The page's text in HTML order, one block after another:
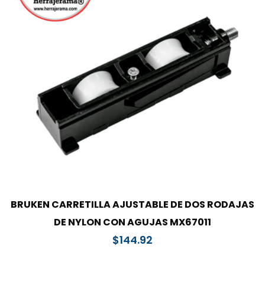
BRUKEN CARRETILLA AJUSTABLE DE DOS RODAJAS
DE NYLON CON AGUJAS MX67011
$144.92